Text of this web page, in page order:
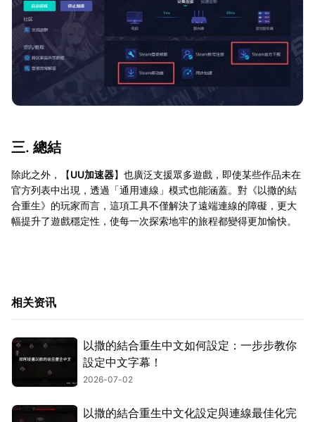
三. 總結
除此之外，【UU加速器】也廣泛支援眾多遊戲，即使某些作品未在
官方列表中出現，透過「通用連線」模式也能涵蓋。對《以撒的結
合重生》的玩家而言，這項工具不僅解決了遠端連線的障礙，更大
幅提升了遊戲穩定性，使每一次探索地牢的旅程都變得更加愉快。
相关资讯
以撒的結合重生中文如何設定：一步步教你
設定中文字幕！
2026-07-02
以撒的結合重生中文化設定與連線最佳化完